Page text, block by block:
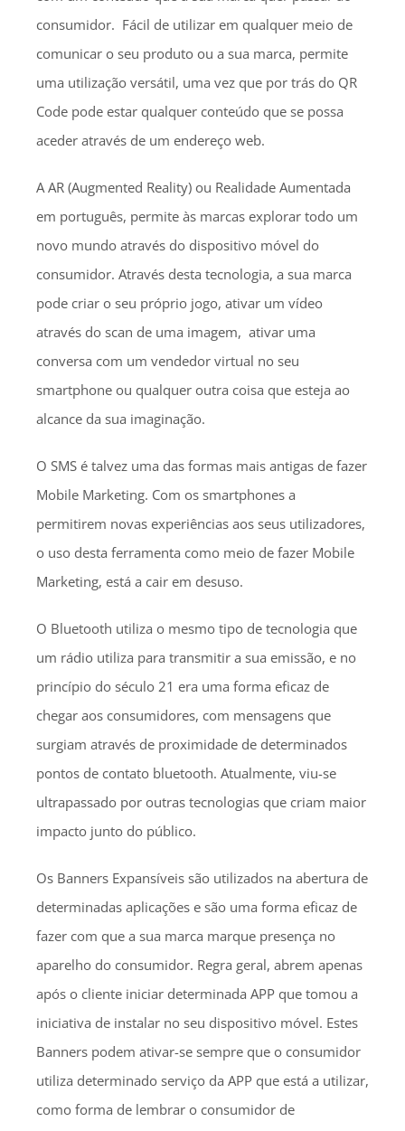
consumidor. Fácil de utilizar em qualquer meio de
comunicar o seu produto ou a sua marca, permite
uma utilização versátil, uma vez que por trás do QR
Code pode estar qualquer conteúdo que se possa
aceder através de um endereço web.
A AR (Augmented Reality) ou Realidade Aumentada
em português, permite às marcas explorar todo um
novo mundo através do dispositivo móvel do
consumidor. Através desta tecnologia, a sua marca
pode criar o seu próprio jogo, ativar um vídeo
através do scan de uma imagem, ativar uma
conversa com um vendedor virtual no seu
smartphone ou qualquer outra coisa que esteja ao
alcance da sua imaginação.
O SMS é talvez uma das formas mais antigas de fazer
Mobile Marketing. Com os smartphones a
permitirem novas experiências aos seus utilizadores,
o uso desta ferramenta como meio de fazer Mobile
Marketing, está a cair em desuso.
O Bluetooth utiliza o mesmo tipo de tecnologia que
um rádio utiliza para transmitir a sua emissão, e no
princípio do século 21 era uma forma eficaz de
chegar aos consumidores, com mensagens que
surgiam através de proximidade de determinados
pontos de contato bluetooth. Atualmente, viu-se
ultrapassado por outras tecnologias que criam maior
impacto junto do público.
Os Banners Expansíveis são utilizados na abertura de
determinadas aplicações e são uma forma eficaz de
fazer com que a sua marca marque presença no
aparelho do consumidor. Regra geral, abrem apenas
após o cliente iniciar determinada APP que tomou a
iniciativa de instalar no seu dispositivo móvel. Estes
Banners podem ativar-se sempre que o consumidor
utiliza determinado serviço da APP que está a utilizar,
como forma de lembrar o consumidor de